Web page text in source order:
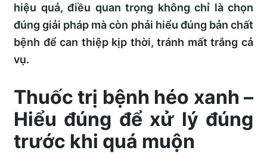
hiệu quả, điều quan trọng không chỉ là chọn
đúng giải pháp mà còn phải hiểu đúng bản chất
bệnh để can thiệp kịp thời, tránh mất trắng cả
vụ.
Thuốc trị bệnh héo xanh –
Hiểu đúng để xử lý đúng
trước khi quá muộn